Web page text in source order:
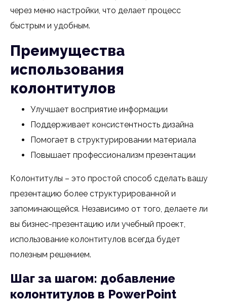
через меню настройки, что делает процесс
быстрым и удобным.
Преимущества
использования
колонтитулов
Улучшает восприятие информации
Поддерживает консистентность дизайна
Помогает в структурировании материала
Повышает профессионализм презентации
Колонтитулы – это простой способ сделать вашу
презентацию более структурированной и
запоминающейся. Независимо от того, делаете ли
вы бизнес-презентацию или учебный проект,
использование колонтитулов всегда будет
полезным решением.
Шаг за шагом: добавление
колонтитулов в PowerPoint